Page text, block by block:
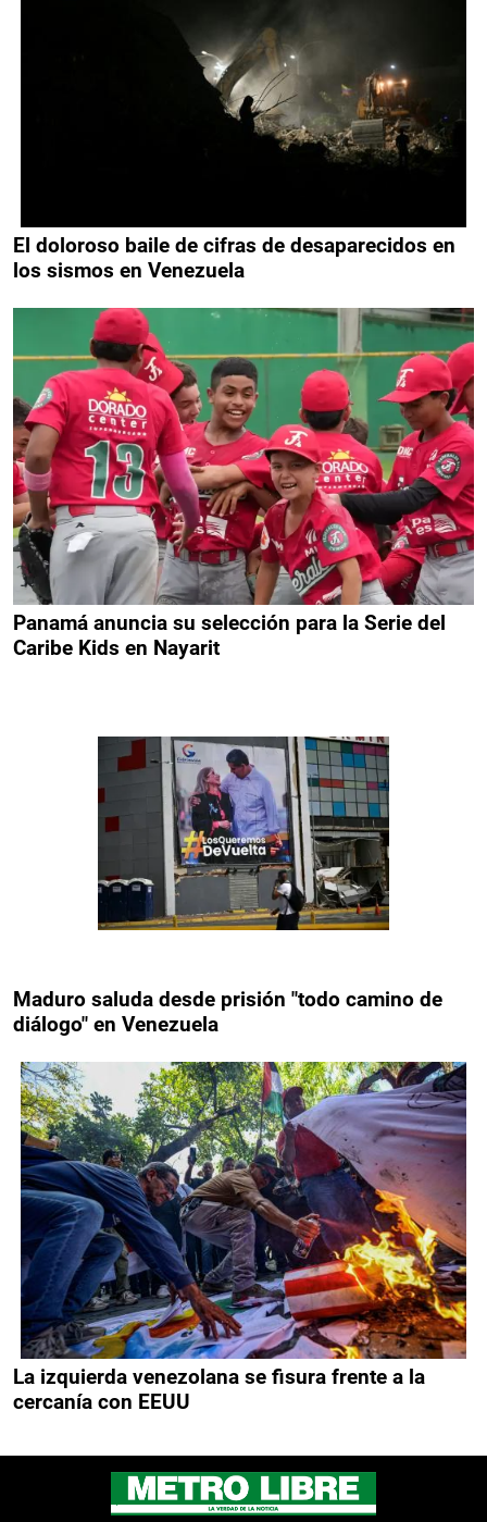
El doloroso baile de cifras de desaparecidos en
los sismos en Venezuela
Panamá anuncia su selección para la Serie del
Caribe Kids en Nayarit
Maduro saluda desde prisión "todo camino de
diálogo" en Venezuela
La izquierda venezolana se fisura frente a la
cercanía con EEUU